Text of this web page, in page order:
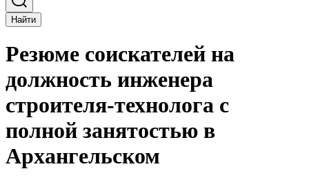
Найти
Резюме соискателей на
должность инженера
строителя-технолога с
полной занятостью в
Архангельском